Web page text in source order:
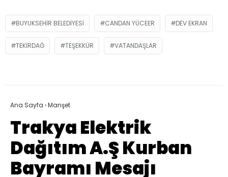
BUYUKSEHIR BELEDIYESI CANDAN YÜCEER DEV EKRAN
TEKIRDAĞ TEŞEKKÜR VATANDAŞLAR
Ana Sayfa ›Manşet
Trakya Elektrik
Dağıtım A.Ş Kurban
Bayramı Mesajı